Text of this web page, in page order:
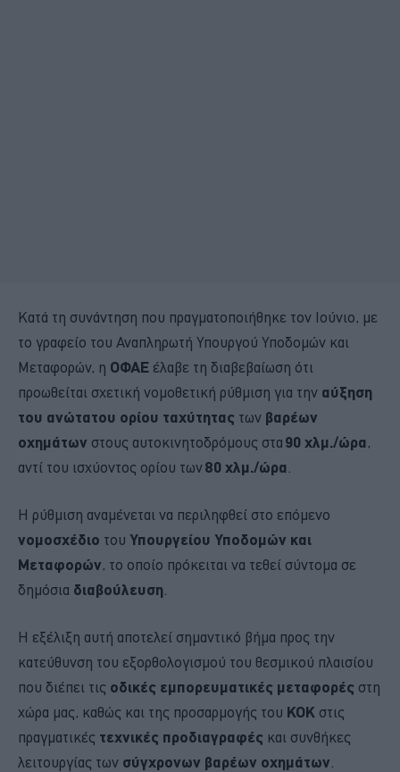
Κατά τη συνάντηση που πραγματοποιήθηκε τον Ιούνιο, με
το γραφείο του Αναπληρωτή Υπουργού Υποδομών και
Μεταφορών, η ΟΦΑΕ έλαβε τη διαβεβαίωση ότι
προωθείται σχετική νομοθετική ρύθμιση για την αύξηση
του ανώτατου ορίου ταχύτητας των βαρέων
οχημάτων στους αυτοκινητοδρόμους στα 90 χλμ./ώρα,
αντί του ισχύοντος ορίου των80 χλμ./ώρα
Η ρύθμιση αναμένεται να περιληφθεί στο επόμενο
νομοσχέδιο του Υπουργείου Υποδομών και
Μεταφορών, το οποίο πρόκειται να τεθεί σύντομα σε
δημόσια διαβούλευση
Η εξέλιξη αυτή αποτελεί σημαντικό βήμα προς την
κατεύθυνση του εξορθολογισμού του θεσμικού πλαισίου
που διέπει τις οδικές εμπορευματικές μεταφορές στη
χώρα μας, καθώς και της προσαρμογής του ΚΟΚ στις
πραγματικές τεχνικές προδιαγραφές και συνθήκες
λειτουργίας των σύγχρονων βαρέων οχημάτων